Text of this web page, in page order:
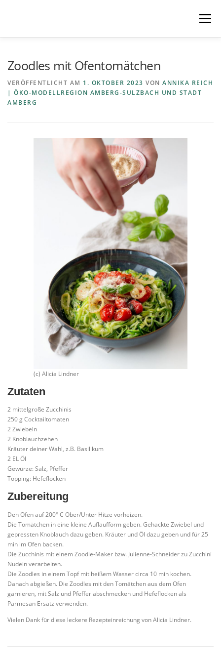
Menü
REGIONEN REGIOPLUS-WISSEN KONTAKT
Zoodles mit Ofentomätchen
VERÖFFENTLICHT AM 1. OKTOBER 2023 VON ANNIKA REICH
| ÖKO-MODELLREGION AMBERG-SULZBACH UND STADT
AMBERG
(c) Alicia Lindner
Zutaten
2 mittelgroße Zucchinis
250 g Cocktailtomaten
2 Zwiebeln
2 Knoblauchzehen
Kräuter deiner Wahl, z.B. Basilikum
2 EL Öl
Gewürze: Salz, Pfeffer
Topping: Hefeflocken
Zubereitung
Den Ofen auf 200° C Ober/Unter Hitze vorheizen.
Die Tomätchen in eine kleine Auflaufform geben. Gehackte Zwiebel und
gepressten Knoblauch dazu geben. Kräuter und Öl dazu geben und für 25
min im Ofen backen.
Die Zucchinis mit einem Zoodle-Maker bzw. Julienne-Schneider zu Zucchini
Nudeln verarbeiten.
Die Zoodles in einem Topf mit heißem Wasser circa 10 min kochen.
Danach abgießen. Die Zoodles mit den Tomätchen aus dem Ofen
garnieren, mit Salz und Pfeffer abschmecken und Hefeflocken als
Parmesan Ersatz verwenden.
Vielen Dank für diese leckere Rezepteinreichung von Alicia Lindner.